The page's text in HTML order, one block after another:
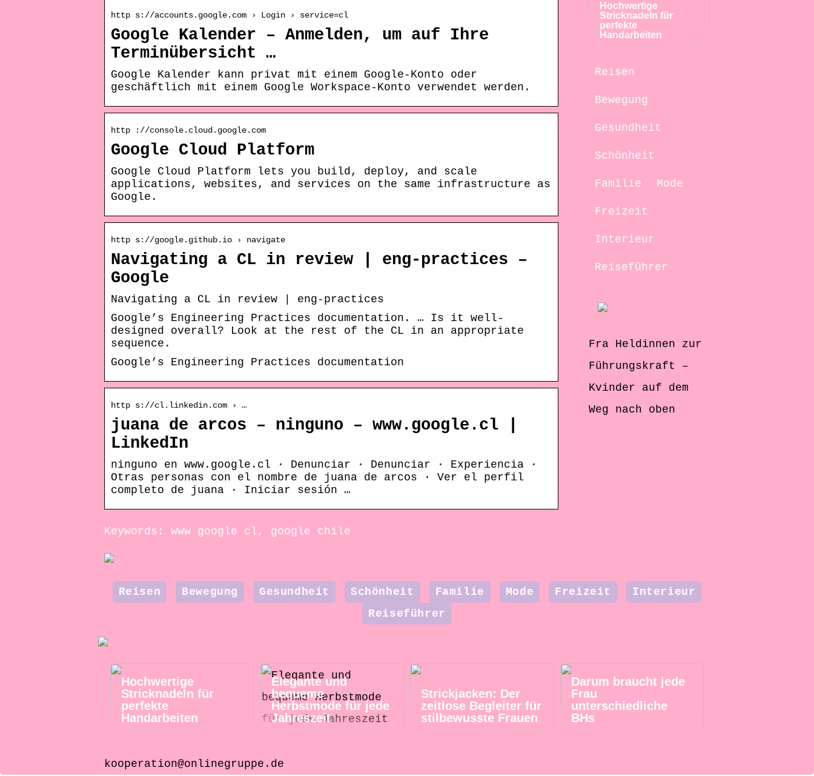
http s://accounts.google.com › Login › service=cl
Google Kalender – Anmelden, um auf Ihre
Terminübersicht …
Google Kalender kann privat mit einem Google-Konto oder
geschäftlich mit einem Google Workspace-Konto verwendet werden.
http ://console.cloud.google.com
Google Cloud Platform
Google Cloud Platform lets you build, deploy, and scale
applications, websites, and services on the same infrastructure as
Google.
http s://google.github.io › navigate
Navigating a CL in review | eng-practices –
Google
Navigating a CL in review | eng-practices
Google’s Engineering Practices documentation. … Is it well-
designed overall? Look at the rest of the CL in an appropriate
sequence.
Google’s Engineering Practices documentation
http s://cl.linkedin.com › …
juana de arcos – ninguno – www.google.cl |
LinkedIn
ninguno en www.google.cl · Denunciar · Denunciar · Experiencia ·
Otras personas con el nombre de juana de arcos · Ver el perfil
completo de juana · Iniciar sesión …
Keywords: www google cl, google chile
Hochwertige
Stricknadeln für
perfekte
Handarbeiten
Reisen
Bewegung
Gesundheit
Schönheit
Familie Mode
Freizeit
Interieur
Reiseführer
Fra Heldinnen zur
Führungskraft –
Kvinder auf dem
Weg nach oben
Reisen Bewegung Gesundheit Schönheit Familie Mode Freizeit
Interieur
Reiseführer
Hochwertige
Stricknadeln für
perfekte
Handarbeiten
Elegante und
bequeme
Herbstmode für jede
Jahreszeit
Strickjacken: Der
zeitlose Begleiter für
stilbewusste Frauen
Darum braucht jede
Frau
unterschiedliche
BHs
kooperation@onlinegruppe.de